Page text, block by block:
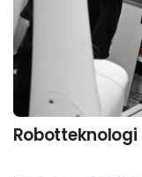
Robotteknologi